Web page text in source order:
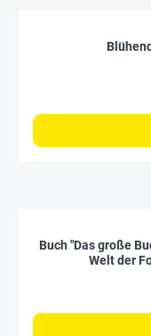
Buch "Das große
Welt der